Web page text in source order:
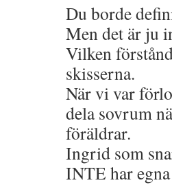
Du borde
Men det är ju
Vilken
skisserna.
När vi var
dela sovrum
föräldrar.
Ingrid som
INTE har